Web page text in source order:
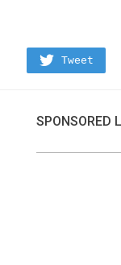
Tweet
SPONSORED